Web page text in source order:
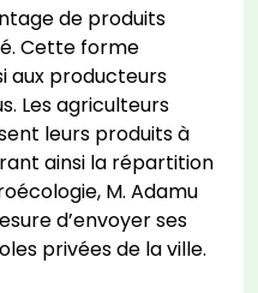
de produits
Cette forme
aux producteurs
Les agriculteurs
leurs produits à
ainsi la répartition
M. Adamu
d’envoyer ses
privées de la ville.